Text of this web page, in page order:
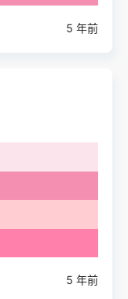
5 年前
5 年前